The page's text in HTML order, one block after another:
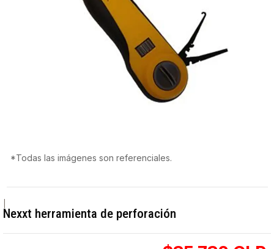
*Todas las imágenes son referenciales.
Nexxt herramienta de perforación